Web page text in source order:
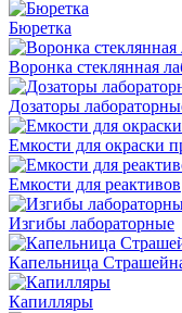
Бюретка
Воронка стеклянная
Дозаторы
Емкости для окраски
Емкости для реактивов
Изгибы лабораторные
Капельница
Капилляры